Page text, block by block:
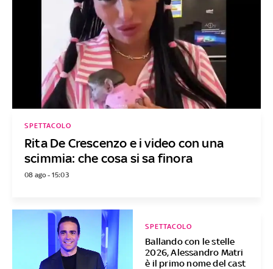
Rita De Crescenzo e i video con una
scimmia: che cosa si sa finora
SPETTACOLO
08 ago - 15:03
Ballando con le stelle
2026, Alessandro Matri
è il primo nome del cast
SPETTACOLO